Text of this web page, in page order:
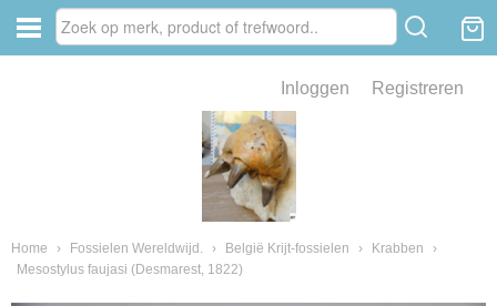
Inloggen Registreren
Home › Fossielen Wereldwijd. › België Krijt-fossielen › Krabben
›
Mesostylus faujasi (Desmarest, 1822)
van fossielen en mineralen